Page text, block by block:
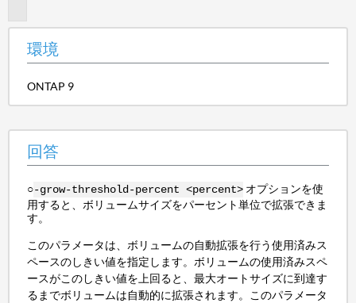
環境
ONTAP 9
回答
○-grow-threshold-percent <percent>オプションを使
用すると、ボリュームサイズをパーセント単位で拡張できま
す。
このパラメータは、ボリュームの自動拡張を行う使用済みス
ペースのしきい値を指定します。ボリュームの使用済みスペ
ースがこのしきい値を上回ると、最大オートサイズに到達す
るまでボリュームは自動的に拡張されます。このパラメータ